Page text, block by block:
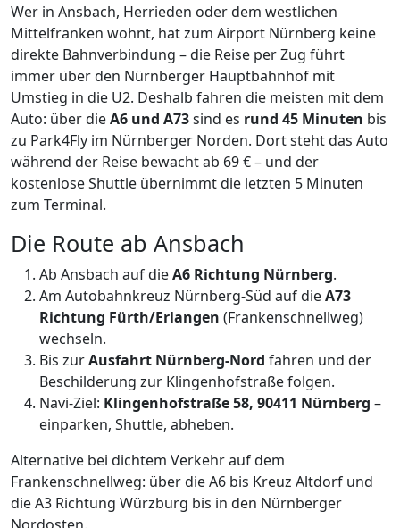
Wer in Ansbach, Herrieden oder dem westlichen
Mittelfranken wohnt, hat zum Airport Nürnberg keine
direkte Bahnverbindung – die Reise per Zug führt
immer über den Nürnberger Hauptbahnhof mit
Umstieg in die U2. Deshalb fahren die meisten mit dem
Auto: über dieA6 und A73sind es rund 45 Minuten bis
zu Park4Fly im Nürnberger Norden. Dort steht das Auto
während der Reise bewacht ab 69 € – und der
kostenlose Shuttle übernimmt die letzten 5 Minuten
zum Terminal.
Die Route ab Ansbach
Ab Ansbach auf dieA6 Richtung Nürnberg.
Am Autobahnkreuz Nürnberg-Süd auf dieA73
Richtung Fürth/Erlangen (Frankenschnellweg)
wechseln.
Bis zurAusfahrt Nürnberg-Nord fahren und der
Beschilderung zur Klingenhofstraße folgen.
Navi-Ziel: Klingenhofstraße 58, 90411 Nürnberg –
einparken, Shuttle, abheben.
Alternative bei dichtem Verkehr auf dem
Frankenschnellweg: über die A6 bis Kreuz Altdorf und
die A3 Richtung Würzburg bis in den Nürnberger
Nordosten.